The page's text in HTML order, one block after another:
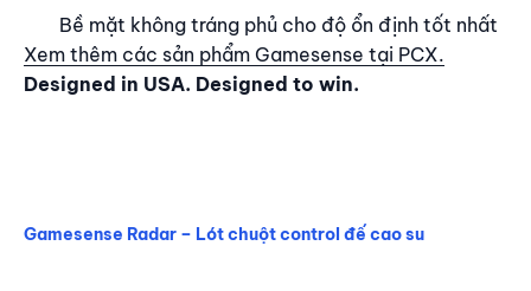
Bề mặt không tráng phủ cho độ ổn định tốt nhất
Xem thêm các sản phẩm Gamesense tại PCX.
Designed in USA. Designed to win.
Gamesense Radar – Lót chuột control đế cao su